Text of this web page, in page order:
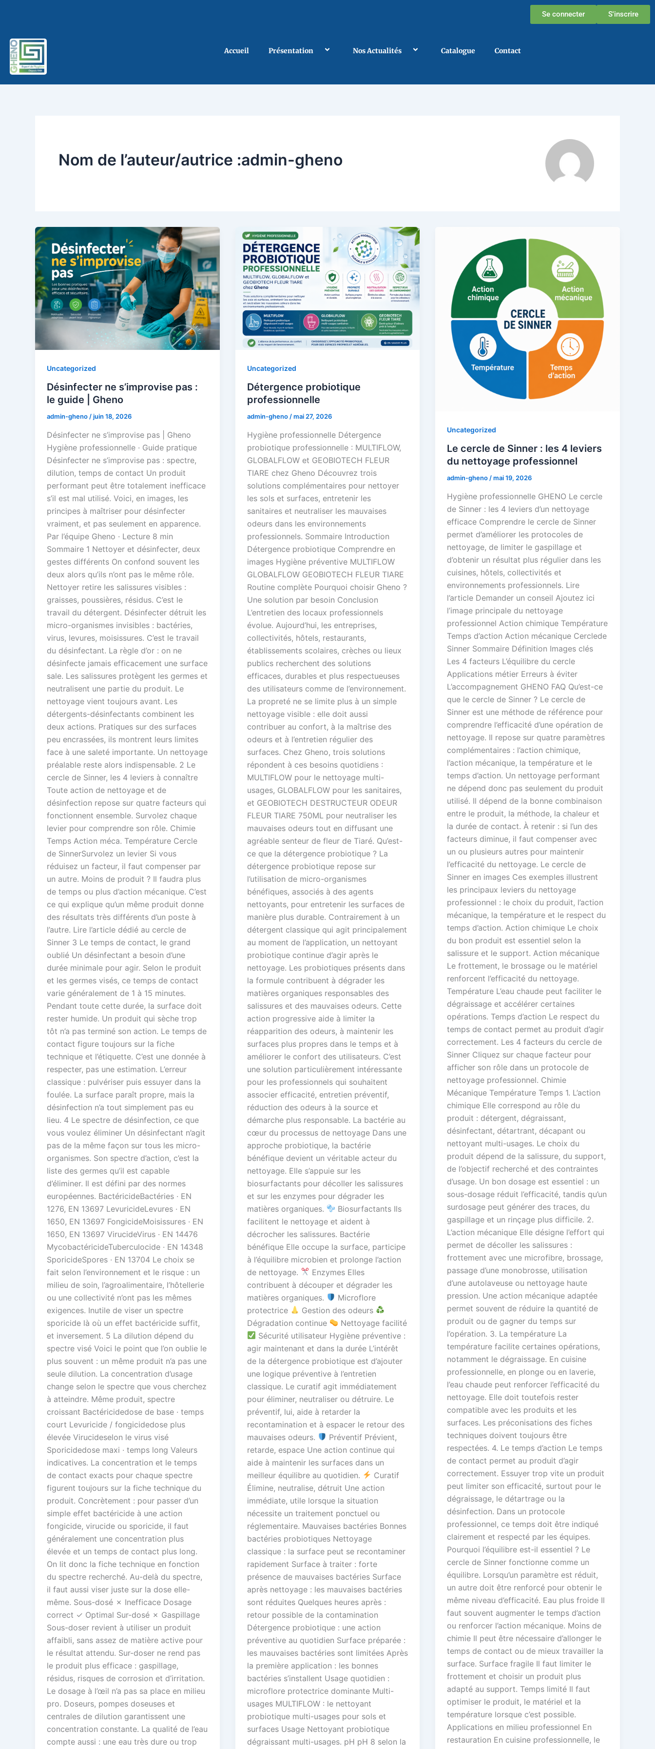
S'inscrire
Se connecter
Accueil Présentation Nos Actualités Catalogue Contact
Nom de l’auteur/autrice :admin-gheno
Uncategorized
Désinfecter ne s’improvise pas :
le guide | Gheno
admin-gheno /juin 18, 2026
Désinfecter ne s’improvise pas | Gheno
Hygiène professionnelle · Guide pratique
Désinfecter ne s’improvise pas : spectre,
dilution, temps de contact Un produit
performant peut être totalement inefficace
s’il est mal utilisé. Voici, en images, les
principes à maîtriser pour désinfecter
vraiment, et pas seulement en apparence.
Par l’équipe Gheno · Lecture 8 min
Sommaire 1 Nettoyer et désinfecter, deux
gestes différents On confond souvent les
deux alors qu’ils n’ont pas le même rôle.
Nettoyer retire les salissures visibles :
graisses, poussières, résidus. C’est le
travail du détergent. Désinfecter détruit les
micro-organismes invisibles : bactéries,
virus, levures, moisissures. C’est le travail
du désinfectant. La règle d’or : on ne
désinfecte jamais efficacement une surface
sale. Les salissures protègent les germes et
neutralisent une partie du produit. Le
nettoyage vient toujours avant. Les
détergents-désinfectants combinent les
deux actions. Pratiques sur des surfaces
peu encrassées, ils montrent leurs limites
face à une saleté importante. Un nettoyage
préalable reste alors indispensable. 2 Le
cercle de Sinner, les 4 leviers à connaître
Toute action de nettoyage et de
désinfection repose sur quatre facteurs qui
fonctionnent ensemble. Survolez chaque
levier pour comprendre son rôle. Chimie
Temps Action méca. Température Cercle
de SinnerSurvolez un levier Si vous
réduisez un facteur, il faut compenser par
un autre. Moins de produit ? Il faudra plus
de temps ou plus d’action mécanique. C’est
ce qui explique qu’un même produit donne
des résultats très différents d’un poste à
l’autre. Lire l’article dédié au cercle de
Sinner 3 Le temps de contact, le grand
oublié Un désinfectant a besoin d’une
durée minimale pour agir. Selon le produit
et les germes visés, ce temps de contact
varie généralement de 1 à 15 minutes.
Pendant toute cette durée, la surface doit
rester humide. Un produit qui sèche trop
tôt n’a pas terminé son action. Le temps de
contact figure toujours sur la fiche
technique et l’étiquette. C’est une donnée à
respecter, pas une estimation. L’erreur
classique : pulvériser puis essuyer dans la
foulée. La surface paraît propre, mais la
désinfection n’a tout simplement pas eu
lieu. 4 Le spectre de désinfection, ce que
vous voulez éliminer Un désinfectant n’agit
pas de la même façon sur tous les micro-
organismes. Son spectre d’action, c’est la
liste des germes qu’il est capable
d’éliminer. Il est défini par des normes
européennes. BactéricideBactéries · EN
1276, EN 13697 LevuricideLevures · EN
1650, EN 13697 FongicideMoisissures · EN
1650, EN 13697 VirucideVirus · EN 14476
MycobactéricideTuberculocide · EN 14348
SporicideSpores · EN 13704 Le choix se
fait selon l’environnement et le risque : un
milieu de soin, l’agroalimentaire, l’hôtellerie
ou une collectivité n’ont pas les mêmes
exigences. Inutile de viser un spectre
sporicide là où un effet bactéricide suffit,
et inversement. 5 La dilution dépend du
spectre visé Voici le point que l’on oublie le
plus souvent : un même produit n’a pas une
seule dilution. La concentration d’usage
change selon le spectre que vous cherchez
à atteindre. Même produit, spectre
croissant Bactéricidedose de base · temps
court Levuricide / fongicidedose plus
élevée Virucideselon le virus visé
Sporicidedose maxi · temps long Valeurs
indicatives. La concentration et le temps
de contact exacts pour chaque spectre
figurent toujours sur la fiche technique du
produit. Concrètement : pour passer d’un
simple effet bactéricide à une action
fongicide, virucide ou sporicide, il faut
généralement une concentration plus
élevée et un temps de contact plus long.
On lit donc la fiche technique en fonction
du spectre recherché. Au-delà du spectre,
il faut aussi viser juste sur la dose elle-
même. Sous-dosé ✗ Inefficace Dosage
correct ✓ Optimal Sur-dosé ✗ Gaspillage
Sous-doser revient à utiliser un produit
affaibli, sans assez de matière active pour
le résultat attendu. Sur-doser ne rend pas
le produit plus efficace : gaspillage,
résidus, risques de corrosion et d’irritation.
Le dosage à l’œil n’a pas sa place en milieu
pro. Doseurs, pompes doseuses et
centrales de dilution garantissent une
concentration constante. La qualité de l’eau
compte aussi : une eau très dure ou trop
Uncategorized
Détergence probiotique
professionnelle
admin-gheno /mai 27, 2026
Hygiène professionnelle Détergence
probiotique professionnelle : MULTIFLOW,
GLOBALFLOW et GEOBIOTECH FLEUR
TIARE chez Gheno Découvrez trois
solutions complémentaires pour nettoyer
les sols et surfaces, entretenir les
sanitaires et neutraliser les mauvaises
odeurs dans les environnements
professionnels. Sommaire Introduction
Détergence probiotique Comprendre en
images Hygiène préventive MULTIFLOW
GLOBALFLOW GEOBIOTECH FLEUR TIARE
Routine complète Pourquoi choisir Gheno ?
Une solution par besoin Conclusion
L’entretien des locaux professionnels
évolue. Aujourd’hui, les entreprises,
collectivités, hôtels, restaurants,
établissements scolaires, crèches ou lieux
publics recherchent des solutions
efficaces, durables et plus respectueuses
des utilisateurs comme de l’environnement.
La propreté ne se limite plus à un simple
nettoyage visible : elle doit aussi
contribuer au confort, à la maîtrise des
odeurs et à l’entretien régulier des
surfaces. Chez Gheno, trois solutions
répondent à ces besoins quotidiens :
MULTIFLOW pour le nettoyage multi-
usages, GLOBALFLOW pour les sanitaires,
et GEOBIOTECH DESTRUCTEUR ODEUR
FLEUR TIARE 750ML pour neutraliser les
mauvaises odeurs tout en diffusant une
agréable senteur de fleur de Tiaré. Qu’est-
ce que la détergence probiotique ? La
détergence probiotique repose sur
l’utilisation de micro-organismes
bénéfiques, associés à des agents
nettoyants, pour entretenir les surfaces de
manière plus durable. Contrairement à un
détergent classique qui agit principalement
au moment de l’application, un nettoyant
probiotique continue d’agir après le
nettoyage. Les probiotiques présents dans
la formule contribuent à dégrader les
matières organiques responsables des
salissures et des mauvaises odeurs. Cette
action progressive aide à limiter la
réapparition des odeurs, à maintenir les
surfaces plus propres dans le temps et à
améliorer le confort des utilisateurs. C’est
une solution particulièrement intéressante
pour les professionnels qui souhaitent
associer efficacité, entretien préventif,
réduction des odeurs à la source et
démarche plus responsable. La bactérie au
cœur du processus de nettoyage Dans une
approche probiotique, la bactérie
bénéfique devient un véritable acteur du
nettoyage. Elle s’appuie sur les
biosurfactants pour décoller les salissures
et sur les enzymes pour dégrader les
matières organiques.
Biosurfactants Ils
facilitent le nettoyage et aident à
décrocher les salissures. Bactérie
bénéfique Elle occupe la surface, participe
à l’équilibre microbien et prolonge l’action
de nettoyage.
Enzymes Elles
contribuent à découper et dégrader les
matières organiques.
Microflore
protectrice
Gestion des odeurs
Dégradation continue
Nettoyage facilité
Sécurité utilisateur Hygiène préventive :
agir maintenant et dans la durée L’intérêt
de la détergence probiotique est d’ajouter
une logique préventive à l’entretien
classique. Le curatif agit immédiatement
pour éliminer, neutraliser ou détruire. Le
préventif, lui, aide à retarder la
recontamination et à espacer le retour des
mauvaises odeurs.
Préventif Prévient,
retarde, espace Une action continue qui
aide à maintenir les surfaces dans un
meilleur équilibre au quotidien.
Curatif
Élimine, neutralise, détruit Une action
immédiate, utile lorsque la situation
nécessite un traitement ponctuel ou
réglementaire. Mauvaises bactéries Bonnes
bactéries probiotiques Nettoyage
classique : la surface peut se recontaminer
rapidement Surface à traiter : forte
présence de mauvaises bactéries Surface
après nettoyage : les mauvaises bactéries
sont réduites Quelques heures après :
retour possible de la contamination
Détergence probiotique : une action
préventive au quotidien Surface préparée :
les mauvaises bactéries sont limitées Après
la première application : les bonnes
bactéries s’installent Usage quotidien :
microflore protectrice dominante Multi-
usages MULTIFLOW : le nettoyant
probiotique multi-usages pour sols et
surfaces Usage Nettoyant probiotique
dégraissant multi-usages. pH pH 8 selon la
Uncategorized
Le cercle de Sinner : les 4 leviers
du nettoyage professionnel
admin-gheno /mai 19, 2026
Hygiène professionnelle GHENO Le cercle
de Sinner : les 4 leviers d’un nettoyage
efficace Comprendre le cercle de Sinner
permet d’améliorer les protocoles de
nettoyage, de limiter le gaspillage et
d’obtenir un résultat plus régulier dans les
cuisines, hôtels, collectivités et
environnements professionnels. Lire
l’article Demander un conseil Ajoutez ici
l’image principale du nettoyage
professionnel Action chimique Température
Temps d’action Action mécanique Cerclede
Sinner Sommaire Définition Images clés
Les 4 facteurs L’équilibre du cercle
Applications métier Erreurs à éviter
L’accompagnement GHENO FAQ Qu’est-ce
que le cercle de Sinner ? Le cercle de
Sinner est une méthode de référence pour
comprendre l’efficacité d’une opération de
nettoyage. Il repose sur quatre paramètres
complémentaires : l’action chimique,
l’action mécanique, la température et le
temps d’action. Un nettoyage performant
ne dépend donc pas seulement du produit
utilisé. Il dépend de la bonne combinaison
entre le produit, la méthode, la chaleur et
la durée de contact. À retenir : si l’un des
facteurs diminue, il faut compenser avec
un ou plusieurs autres pour maintenir
l’efficacité du nettoyage. Le cercle de
Sinner en images Ces exemples illustrent
les principaux leviers du nettoyage
professionnel : le choix du produit, l’action
mécanique, la température et le respect du
temps d’action. Action chimique Le choix
du bon produit est essentiel selon la
salissure et le support. Action mécanique
Le frottement, le brossage ou le matériel
renforcent l’efficacité du nettoyage.
Température L’eau chaude peut faciliter le
dégraissage et accélérer certaines
opérations. Temps d’action Le respect du
temps de contact permet au produit d’agir
correctement. Les 4 facteurs du cercle de
Sinner Cliquez sur chaque facteur pour
afficher son rôle dans un protocole de
nettoyage professionnel. Chimie
Mécanique Température Temps 1. L’action
chimique Elle correspond au rôle du
produit : détergent, dégraissant,
désinfectant, détartrant, décapant ou
nettoyant multi-usages. Le choix du
produit dépend de la salissure, du support,
de l’objectif recherché et des contraintes
d’usage. Un bon dosage est essentiel : un
sous-dosage réduit l’efficacité, tandis qu’un
surdosage peut générer des traces, du
gaspillage et un rinçage plus difficile. 2.
L’action mécanique Elle désigne l’effort qui
permet de décoller les salissures :
frottement avec une microfibre, brossage,
passage d’une monobrosse, utilisation
d’une autolaveuse ou nettoyage haute
pression. Une action mécanique adaptée
permet souvent de réduire la quantité de
produit ou de gagner du temps sur
l’opération. 3. La température La
température facilite certaines opérations,
notamment le dégraissage. En cuisine
professionnelle, en plonge ou en laverie,
l’eau chaude peut renforcer l’efficacité du
nettoyage. Elle doit toutefois rester
compatible avec les produits et les
surfaces. Les préconisations des fiches
techniques doivent toujours être
respectées. 4. Le temps d’action Le temps
de contact permet au produit d’agir
correctement. Essuyer trop vite un produit
peut limiter son efficacité, surtout pour le
dégraissage, le détartrage ou la
désinfection. Dans un protocole
professionnel, ce temps doit être indiqué
clairement et respecté par les équipes.
Pourquoi l’équilibre est-il essentiel ? Le
cercle de Sinner fonctionne comme un
équilibre. Lorsqu’un paramètre est réduit,
un autre doit être renforcé pour obtenir le
même niveau d’efficacité. Eau plus froide Il
faut souvent augmenter le temps d’action
ou renforcer l’action mécanique. Moins de
chimie Il peut être nécessaire d’allonger le
temps de contact ou de mieux travailler la
surface. Surface fragile Il faut limiter le
frottement et choisir un produit plus
adapté au support. Temps limité Il faut
optimiser le produit, le matériel et la
température lorsque c’est possible.
Applications en milieu professionnel En
restauration En cuisine professionnelle, le